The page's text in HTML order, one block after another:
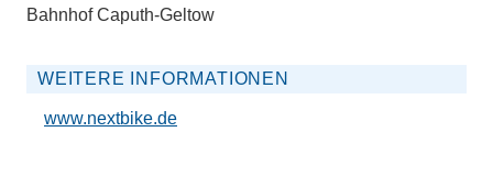
Bahnhof Caputh-Geltow
WEITERE INFORMATIONEN
www.nextbike.de